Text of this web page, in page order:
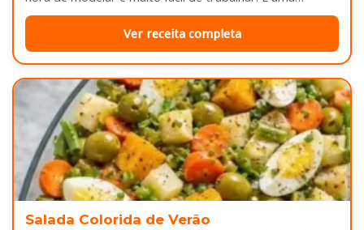
Ver receita completa
Salada Colorida de Verão